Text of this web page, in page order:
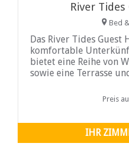
River
Bed
Das River Tides
komfortable
bietet eine Reihe von
sowie eine Terrasse
Preis
IHR